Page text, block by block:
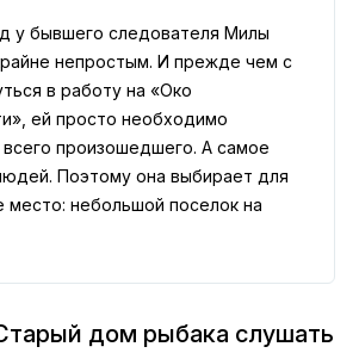
у бывшего следователя Милы
непростым. И прежде чем с
в работу на «Око
ей просто необходимо
произошедшего. А самое
Поэтому она выбирает для
место: небольшой поселок на
моря.Но потусторонний мир
Старый дом рыбака уже не один
в нем, грозит смертельная
дом рыбака слушать